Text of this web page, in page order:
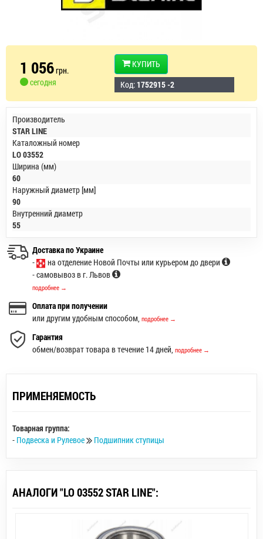
1 056грн.
сегодня
КУПИТЬ
Код: 1752915 -2
Производитель
STAR LINE
Каталожный номер
LO 03552
Ширина (мм)
60
Наружный диаметр [мм]
90
Внутренний диаметр
55
Доставка по Украине
-
на отделение Новой Почты или курьером до двери
- самовывоз в г. Львов
подробнее →
Оплата при получении
или другим удобным способом, подробнее →
Гарантия
обмен/возврат товара в течение 14 дней, подробнее →
ПРИМЕНЯЕМОСТЬ
Товарная группа:
- Подвеска и Рулевое Подшипник ступицы
АНАЛОГИ "LO 03552 STAR LINE":